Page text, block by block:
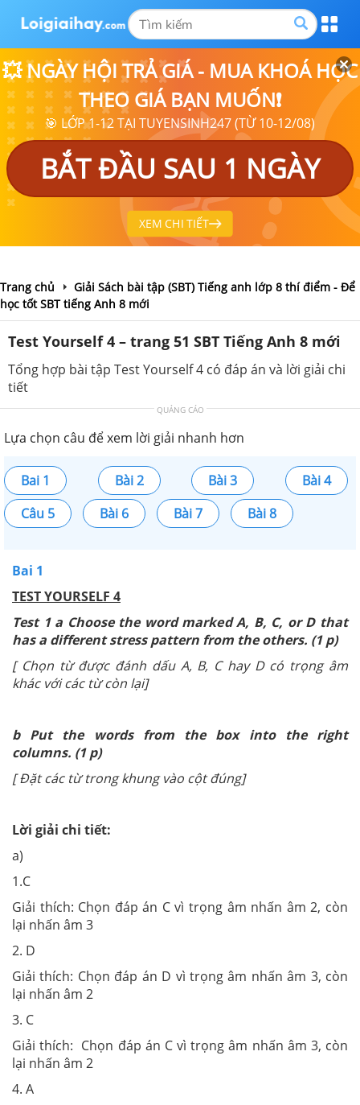
💥 NGÀY HỘI TRẢ GIÁ - MUA KHOÁ HỌC
THEO GIÁ BẠN MUỐN❗
🎯 LỚP 1-12 TẠI TUYENSINH247 (TỪ 10-12/08)
BẮT ĐẦU SAU 1 NGÀY
XEM CHI TIẾT
Trang chủ
Giải Sách bài tập (SBT) Tiếng anh lớp 8 thí điểm - Để
học tốt SBT tiếng Anh 8 mới
Test Yourself 4 – trang 51 SBT Tiếng Anh 8 mới
Tổng hợp bài tập Test Yourself 4 có đáp án và lời giải chi
tiết
QUẢNG CÁO
Lựa chọn câu để xem lời giải nhanh hơn
Bai 1 Bài 2 Bài 3
Bài 4
Câu 5
Bài 6 Bài 7 Bài 8
Bai 1
TEST YOURSELF 4
Test 1 a Choose the word marked A, B, C, or D that
has a different stress pattern from the others. (1 p)
[ Chọn từ được đánh dấu A, B, C hay D có trọng âm
khác với các từ còn lại]
b Put the words from the box into the right
columns. (1 p)
[ Đặt các từ trong khung vào cột đúng]
Lời giải chi tiết:
a)
1.C
Giải thích: Chọn đáp án C vì trọng âm nhấn âm 2, còn
lại nhấn âm 3
2. D
Giải thích: Chọn đáp án D vì trọng âm nhấn âm 3, còn
lại nhấn âm 2
3. C
Giải thích: Chọn đáp án C vì trọng âm nhấn âm 3, còn
lại nhấn âm 2
4. A